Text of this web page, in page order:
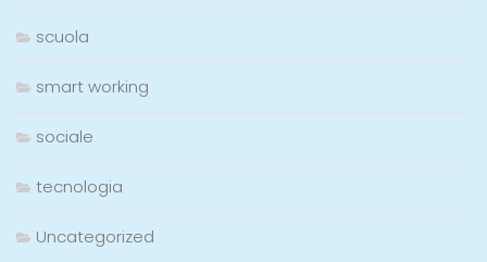
scuola
smart working
sociale
tecnologia
Uncategorized